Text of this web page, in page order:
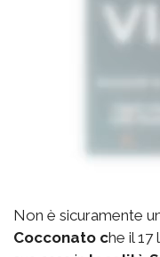
Non è sicuramente
Cocconato che il